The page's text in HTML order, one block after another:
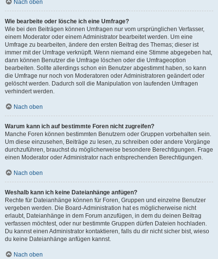
Nach oben
Wie bearbeite oder lösche ich eine Umfrage?
Wie bei den Beiträgen können Umfragen nur vom ursprünglichen Verfasser,
einem Moderator oder einem Administrator bearbeitet werden. Um eine
Umfrage zu bearbeiten, ändere den ersten Beitrag des Themas; dieser ist
immer mit der Umfrage verknüpft. Wenn niemand eine Stimme abgegeben hat,
dann können Benutzer die Umfrage löschen oder die Umfrageoption
bearbeiten. Sollte allerdings schon ein Benutzer abgestimmt haben, so kann
die Umfrage nur noch von Moderatoren oder Administratoren geändert oder
gelöscht werden. Dadurch soll die Manipulation von laufenden Umfragen
verhindert werden.
Nach oben
Warum kann ich auf bestimmte Foren nicht zugreifen?
Manche Foren können bestimmten Benutzern oder Gruppen vorbehalten sein.
Um diese einzusehen, Beiträge zu lesen, zu schreiben oder andere Vorgänge
durchzuführen, brauchst du möglicherweise besondere Berechtigungen. Frage
einen Moderator oder Administrator nach entsprechenden Berechtigungen.
Nach oben
Weshalb kann ich keine Dateianhänge anfügen?
Rechte für Dateianhänge können für Foren, Gruppen und einzelne Benutzer
vergeben werden. Die Board-Administration hat es möglicherweise nicht
erlaubt, Dateianhänge in dem Forum anzufügen, in dem du deinen Beitrag
verfassen möchtest, oder nur bestimmte Gruppen dürfen Dateien hochladen.
Du kannst einen Administrator kontaktieren, falls du dir nicht sicher bist, wieso
du keine Dateianhänge anfügen kannst.
Nach oben